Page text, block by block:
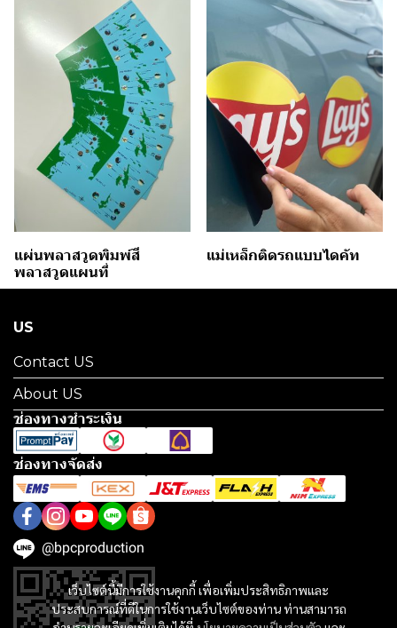
แผ่นพลาสวูดพิมพ์สี
พลาสวูดแผนที่
แม่เหล็กติดรถแบบไดคัท
เว็บไซต์นี้มีการใช้งานคุกกี้ เพื่อเพิ่มประสิทธิภาพและ
ประสบการณ์ที่ดีในการใช้งานเว็บไซต์ของท่าน ท่านสามารถ
US
Contact US
About US
ช่องทางชำระเงิน
ช่องทางจัดส่ง
@bpcproduction